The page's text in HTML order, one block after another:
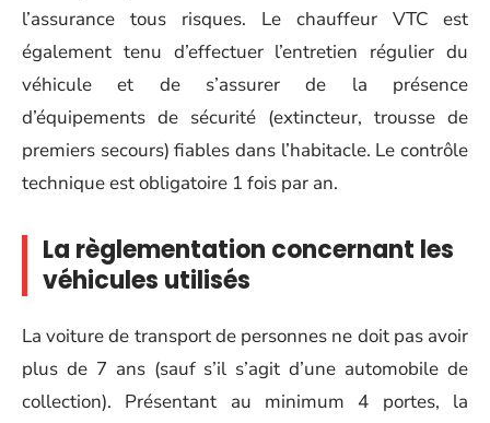
l’assurance tous risques. Le chauffeur VTC est
également tenu d’effectuer l’entretien régulier du
véhicule et de s’assurer de la présence
d’équipements de sécurité (extincteur, trousse de
premiers secours) fiables dans l’habitacle. Le contrôle
technique est obligatoire 1 fois par an.
La règlementation concernant les
véhicules utilisés
La voiture de transport de personnes ne doit pas avoir
plus de 7 ans (sauf s’il s’agit d’une automobile de
collection). Présentant au minimum 4 portes, la